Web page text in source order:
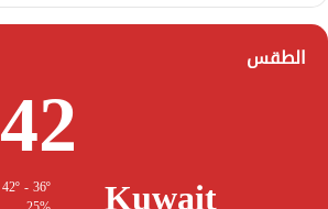
الطقس 42